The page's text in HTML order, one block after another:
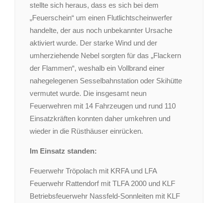
stellte sich heraus, dass es sich bei dem
„Feuerschein“ um einen Flutlichtscheinwerfer
handelte, der aus noch unbekannter Ursache
aktiviert wurde. Der starke Wind und der
umherziehende Nebel sorgten für das „Flackern
der Flammen“, weshalb ein Vollbrand einer
nahegelegenen Sesselbahnstation oder Skihütte
vermutet wurde. Die insgesamt neun
Feuerwehren mit 14 Fahrzeugen und rund 110
Einsatzkräften konnten daher umkehren und
wieder in die Rüsthäuser einrücken.
Im Einsatz standen:
Feuerwehr Tröpolach mit KRFA und LFA
Feuerwehr Rattendorf mit TLFA 2000 und KLF
Betriebsfeuerwehr Nassfeld-Sonnleiten mit KLF